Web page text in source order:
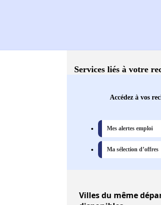
Services liés à votre
Accédez à vos
Mes alertes emploi
Ma sélection d’offres
Villesdu même